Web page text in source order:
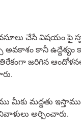
చేసే విషయం పై
అవకాశం కానీ ఉద్దేశ్యం
జరిగిన
మద్దతు
అర్పించారు.